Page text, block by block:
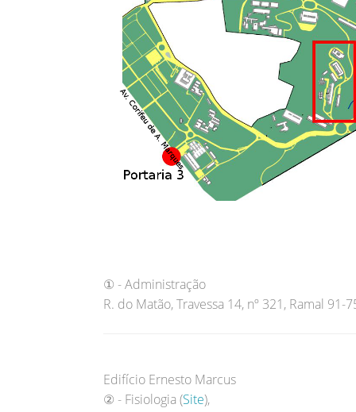
① - Administração
R. do Matão, Travessa 14, nº 321, Ramal 91-
Edifício Ernesto Marcus
② - Fisiologia (Site),